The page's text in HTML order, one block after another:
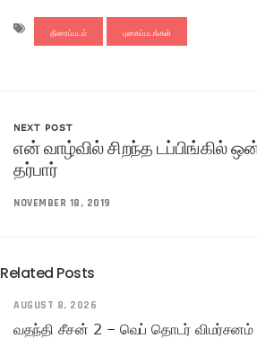
திரைப்படம் புகைப்படங்கள்
NEXT POST
என் வாழ்வில் சிறந்த டப்பிங்கில்
தர்பார்
NOVEMBER 18, 2019
Related Posts
AUGUST 8, 2026
வதந்தி சீசன் 2 – வெப் தொடர் விமர்சனம்